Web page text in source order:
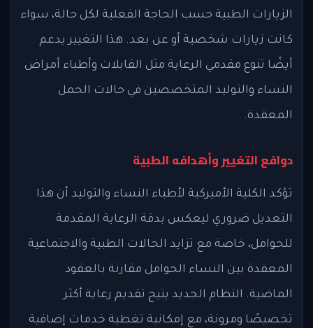
الزيارات الطبية حسب الحاجة الفعلية لكل حالة، سواء
كانت زيارات شخصية أو عن بعد. هذا التغيير يدعم
أيضًا تنوع مقدمي الرعاية مثل القابلات وأطباء أمراض
النساء والتوليد المتخصصين في حالات الحمل
المعقدة.
دوافع التغيير وأهدافه الطبية
تؤكد الكلية الأميركية لأطباء النساء والتوليد أن هذا
التعديل ضروري ليعكس بدقة الرعاية المقدمة
للحوامل، خاصة مع تزايد الحالات الطبية والاجتماعية
المعقدة بين النساء الحوامل مقارنة بالعقود
الماضية. النظام الجديد يتيح تقديم رعاية أكثر
تخصيصًا ومرونة، مع إمكانية تغطية خدمات إضافية